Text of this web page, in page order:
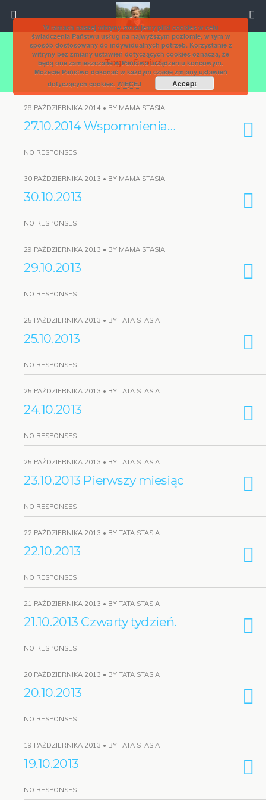
Tags › Szpital
28 PAŹDZIERNIKA 2014 • BY MAMA STASIA
27.10.2014 Wspomnienia…
NO RESPONSES
30 PAŹDZIERNIKA 2013 • BY MAMA STASIA
30.10.2013
NO RESPONSES
29 PAŹDZIERNIKA 2013 • BY MAMA STASIA
29.10.2013
NO RESPONSES
25 PAŹDZIERNIKA 2013 • BY TATA STASIA
25.10.2013
NO RESPONSES
25 PAŹDZIERNIKA 2013 • BY TATA STASIA
24.10.2013
NO RESPONSES
25 PAŹDZIERNIKA 2013 • BY TATA STASIA
23.10.2013 Pierwszy miesiąc
NO RESPONSES
22 PAŹDZIERNIKA 2013 • BY TATA STASIA
22.10.2013
NO RESPONSES
21 PAŹDZIERNIKA 2013 • BY TATA STASIA
21.10.2013 Czwarty tydzień.
NO RESPONSES
20 PAŹDZIERNIKA 2013 • BY TATA STASIA
20.10.2013
NO RESPONSES
19 PAŹDZIERNIKA 2013 • BY TATA STASIA
19.10.2013
NO RESPONSES
W ramach naszej witryny stosujemy pliki cookies w celu
świadczenia Państwu usług na najwyższym poziomie, w tym w
sposób dostosowany do indywidualnych potrzeb. Korzystanie z
witryny bez zmiany ustawień dotyczących cookies oznacza, że
będą one zamieszczane w Państwa urządzeniu końcowym.
Możecie Państwo dokonać w każdym czasie zmiany ustawień
dotyczących cookies. WIĘCEJ Accept